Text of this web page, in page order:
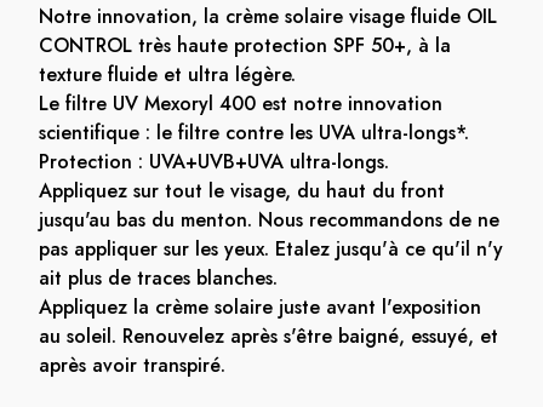
Notre innovation, la crème solaire visage fluide OIL
CONTROL très haute protection SPF 50+, à la
texture fluide et ultra légère.
Le filtre UV Mexoryl 400 est notre innovation
scientifique : le filtre contre les UVA ultra-longs*.
Protection : UVA+UVB+UVA ultra-longs.
Appliquez sur tout le visage, du haut du front
jusqu'au bas du menton. Nous recommandons de ne
pas appliquer sur les yeux. Etalez jusqu'à ce qu'il n'y
ait plus de traces blanches.
Appliquez la crème solaire juste avant l'exposition
au soleil. Renouvelez après s'être baigné, essuyé, et
après avoir transpiré.